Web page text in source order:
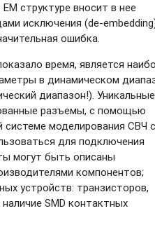
структуре вносит в нее
исключения (de-
ошибка.
время, является
в динамическом
диапазон!). Уникальные
разъемы, с помощью
моделирования СВЧ
для подключения
могут быть описаны
компонентов;
устройств: транзисторов,
SMD контактных